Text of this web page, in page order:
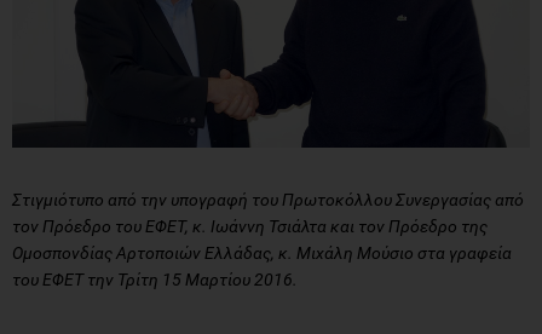
Στιγμιότυπο από την υπογραφή του Πρωτοκόλλου Συνεργασίας από
τον Πρόεδρο του ΕΦΕΤ, κ. Ιωάννη Τσιάλτα και τον Πρόεδρο της
Ομοσπονδίας Αρτοποιών Ελλάδας, κ. Μιχάλη Μούσιο στα γραφεία
του ΕΦΕΤ την Τρίτη 15 Μαρτίου 2016.